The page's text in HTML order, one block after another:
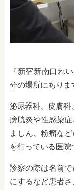
『新宿新南口れ
分の場所にありま
泌尿器科、皮膚科
膀胱炎や性感染
ましん、粉瘤な
を行っている医院
診察の際は名前
にするなど患者